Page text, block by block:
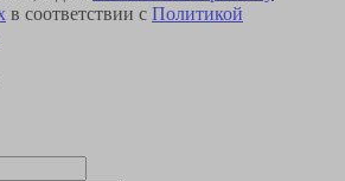
в соответствии с Политикой